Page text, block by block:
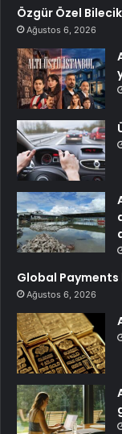
Özgür Özel
Ağustos 6, 2026
Global Payments
Ağustos 6, 2026